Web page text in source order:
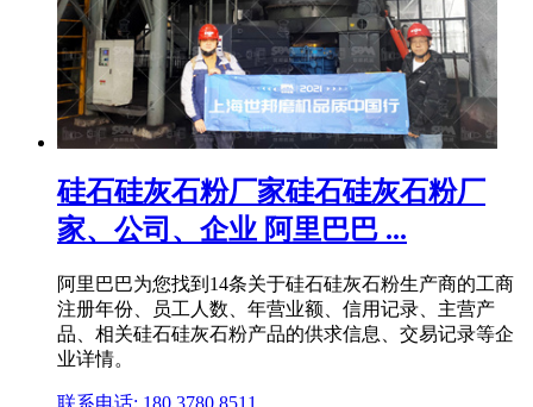
硅石硅灰石粉厂家硅石硅灰石粉厂
家、公司、企业 阿里巴巴 ...
阿里巴巴为您找到14条关于硅石硅灰石粉生产商的工商
注册年份、员工人数、年营业额、信用记录、主营产
品、相关硅石硅灰石粉产品的供求信息、交易记录等企
业详情。
联系电话: 180 3780 8511